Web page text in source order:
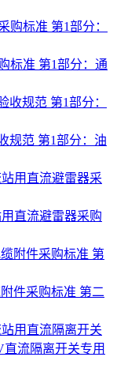
标准 第1部分：通
规范 第1部分：油
用直流避雷器采购
件采购标准 第二